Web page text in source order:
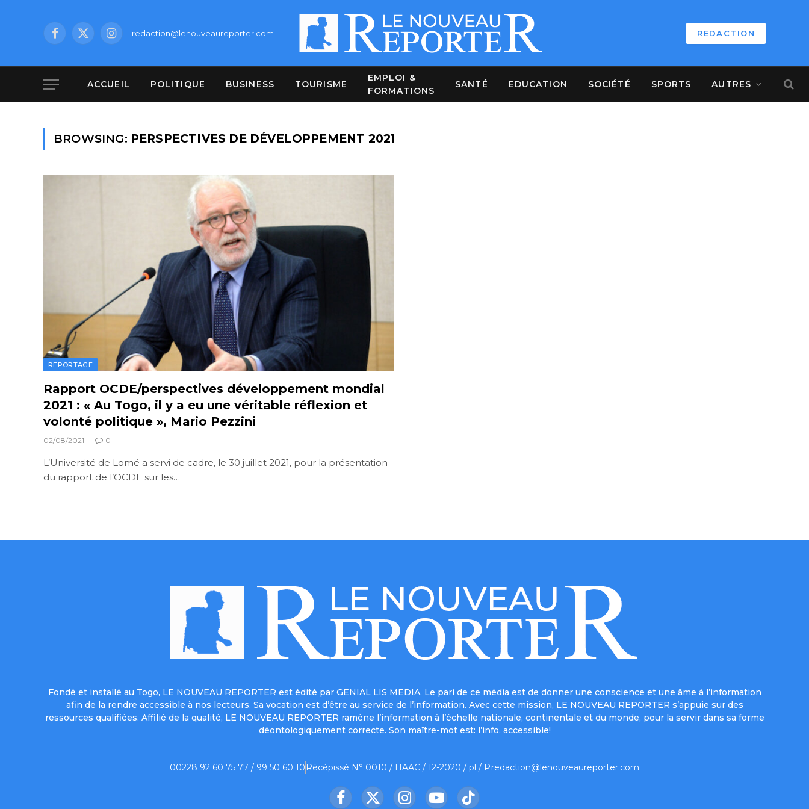
Facebook
X
Instagramredaction@lenouveaureporter.com REDACTION
ACCUEIL POLITIQUE BUSINESS TOURISME
EMPLOI &
FORMATIONS
SANTÉ EDUCATION SOCIÉTÉ SPORTS AUTRES
BROWSING: PERSPECTIVES DE DÉVELOPPEMENT 2021
REPORTAGE
Rapport OCDE/perspectives développement mondial
2021 : « Au Togo, il y a eu une véritable réflexion et
volonté politique », Mario Pezzini
02/08/2021 0
L’Université de Lomé a servi de cadre, le 30 juillet 2021, pour la présentation
du rapport de l’OCDE sur les…
Fondé et installé au Togo, LE NOUVEAU REPORTER est édité par GENIAL LIS MEDIA. Le pari de ce média est de donner une conscience et une âme à l’information
afin de la rendre accessible à nos lecteurs. Sa vocation est d’être au service de l’information. Avec cette mission, LE NOUVEAU REPORTER s’appuie sur des
ressources qualifiées. Affilié de la qualité, LE NOUVEAU REPORTER ramène l’information à l’échelle nationale, continentale et du monde, pour la servir dans sa forme
déontologiquement correcte. Son maître-mot est: l’info, accessible!
00228 92 60 75 77 / 99 50 60 10 Récépissé N° 0010 / HAAC / 12-2020 / pl / Predaction@lenouveaureporter.com
Facebook
X InstagramYouTubeTikTok